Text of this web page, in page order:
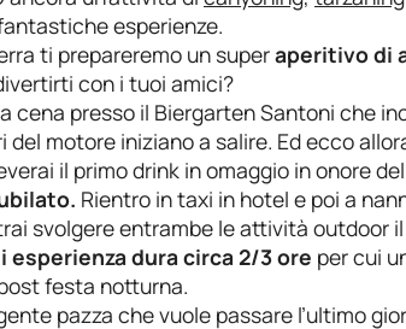
esperienze.
ti prepareremo un superaperitivo di
con i tuoi amici?
cena presso il Biergarten Santoni che
del motore iniziano a salire. Ed ecco
il primo drink in omaggio in onore
Rientro in taxi in hotel e poi a
svolgere entrambe le attività outdoor
esperienza dura circa 2/3 ore per cui
festa notturna.
pazza che vuole passare l’ultimo